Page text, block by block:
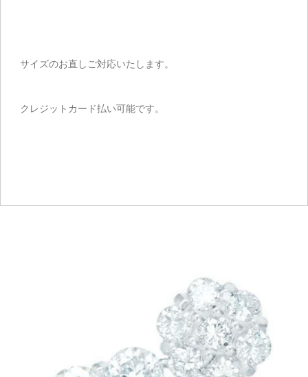
サイズのお直しご対応いたします。
クレジットカード払い可能です。